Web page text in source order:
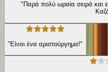
"Παρά πολύ ωραία σειρά και
"Είναι ένα αριστούργημα!"